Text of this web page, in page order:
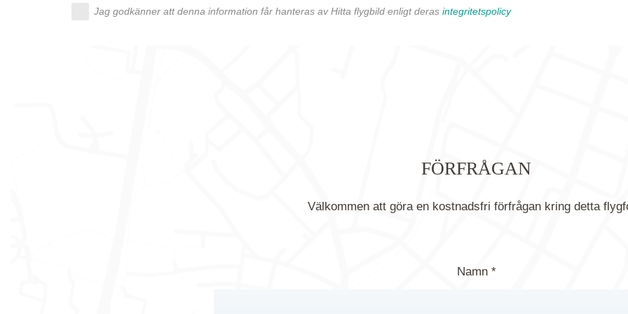
Jag godkänner att denna information får hanteras av Hitta flygbild enligt deras integritetspolicy
FÖRFRÅGAN
Välkommen att göra en kostnadsfri förfrågan kring detta
Namn *